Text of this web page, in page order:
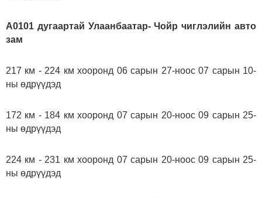
А0101 дугаартай Улаанбаатар- Чойр чиглэлийн авто
зам
217 км - 224 км хооронд 06 сарын 27-ноос 07 сарын 10-
ны өдрүүдэд
172 км - 184 км хооронд 07 сарын 20-ноос 09 сарын 25-
ны өдрүүдэд
224 км - 231 км хооронд 07 сарын 20-ноос 09 сарын 25-
ны өдрүүдэд